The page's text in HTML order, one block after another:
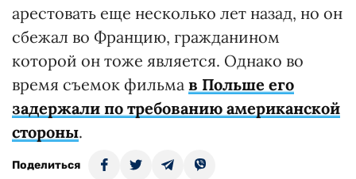
арестовать еще несколько лет назад, но он
сбежал во Францию, гражданином
которой он тоже является. Однако во
время съемок фильма в Польше его
задержали по требованию американской
стороны.
Поделиться